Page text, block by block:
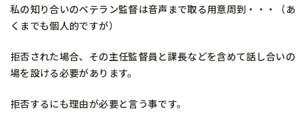
私の知り合いのベテラン監督は音声まで取る用意周到・・・（あ
くまでも個人的ですが）
拒否された場合、その主任監督員と課長などを含めて話し合いの
場を設ける必要があります。
拒否するにも理由が必要と言う事です。